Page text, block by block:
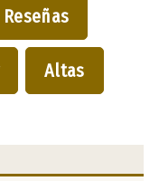
Reseñas
Altas